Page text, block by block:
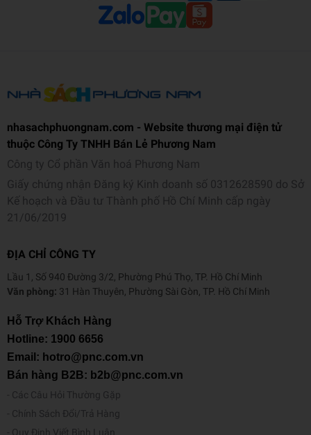
nhasachphuongnam.com - Website thương mại điện tử
thuộc Công Ty TNHH Bán Lẻ Phương Nam
Công ty Cổ phần Văn hoá Phương Nam
Giấy chứng nhận Đăng ký Kinh doanh số 0312628590 do Sở
Kế hoạch và Đầu tư Thành phố Hồ Chí Minh cấp ngày
21/06/2019
ĐỊA CHỈ CÔNG TY
Lầu 1, Số 940 Đường 3/2, Phường Phú Thọ, TP. Hồ Chí Minh
Văn phòng: 31 Hàn Thuyên, Phường Sài Gòn, TP. Hồ Chí Minh
Hỗ Trợ Khách Hàng
Hotline: 1900 6656
Email: hotro@pnc.com.vn
Bán hàng B2B: b2b@pnc.com.vn
Các Câu Hỏi Thường Gặp
Chính Sách Đổi/Trả Hàng
Quy Định Viết Bình Luận